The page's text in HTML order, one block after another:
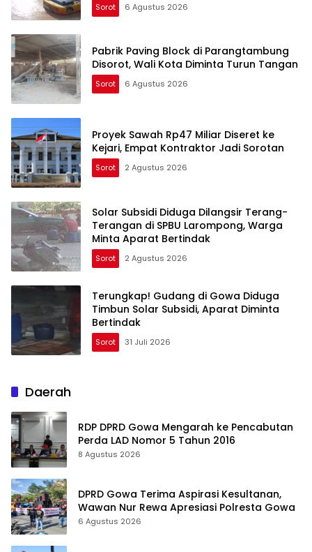
Sorot 6 Agustus 2026
Pabrik Paving Block di Parangtambung
Disorot, Wali Kota Diminta Turun Tangan
Sorot 6 Agustus 2026
Proyek Sawah Rp47 Miliar Diseret ke
Kejari, Empat Kontraktor Jadi Sorotan
Sorot 2 Agustus 2026
Solar Subsidi Diduga Dilangsir Terang-
Terangan di SPBU Larompong, Warga
Minta Aparat Bertindak
Sorot 2 Agustus 2026
Terungkap! Gudang di Gowa Diduga
Timbun Solar Subsidi, Aparat Diminta
Bertindak
Sorot 31 Juli 2026
Daerah
RDP DPRD Gowa Mengarah ke Pencabutan
Perda LAD Nomor 5 Tahun 2016
8 Agustus 2026
DPRD Gowa Terima Aspirasi Kesultanan,
Wawan Nur Rewa Apresiasi Polresta Gowa
6 Agustus 2026